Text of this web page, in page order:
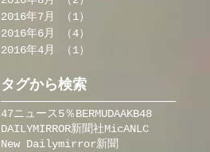
2016年7月
（1）
2016年6月
（4）
2016年4月
（1）
タグから検索
47ニュース5％BERMUDAAKB48
DAILYMIRROR新聞社MicANLC
New Dailymirror新聞